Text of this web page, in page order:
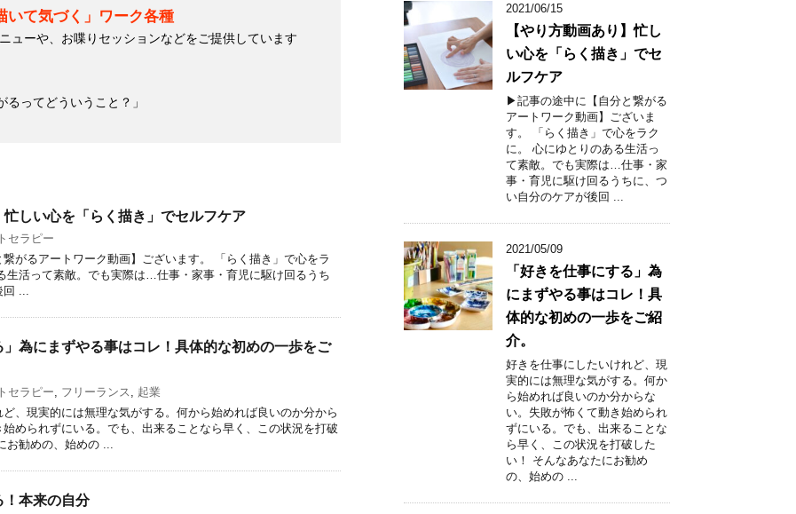
いて気づく」ワーク各種
ューや、お喋りセッションなどをご提供しています
ってどういうこと？」
忙しい心を「らく描き」でセルフケア
セラピー
がるアートワーク動画】ございます。 「らく描き」で心をラ
生活って素敵。でも実際は…仕事・家事・育児に駆け回るうち
...
」為にまずやる事はコレ！具体的な初めの一歩をご
セラピー フリーランス
起業
、現実的には無理な気がする。何から始めれば良いのか分から
められずにいる。でも、出来ることなら早く、この状況を打破
お勧めの、始めの ...
！本来の自分
2021/06/15
【やり方動画あり】忙し
い心を「らく描き」でセ
ルフケア
▶︎記事の途中に【自分と繋がる
アートワーク動画】ございま
す。 「らく描き」で心をラク
に。 心にゆとりのある生活っ
て素敵。でも実際は…仕事・家
事・育児に駆け回るうちに、つ
い自分のケアが後回 ...
2021/05/09
「好きを仕事にする」為
にまずやる事はコレ！具
体的な初めの一歩をご紹
介。
好きを仕事にしたいけれど、現
実的には無理な気がする。何か
ら始めれば良いのか分からな
い。失敗が怖くて動き始められ
ずにいる。でも、出来ることな
ら早く、この状況を打破した
い！ そんなあなたにお勧め
の、始めの ...